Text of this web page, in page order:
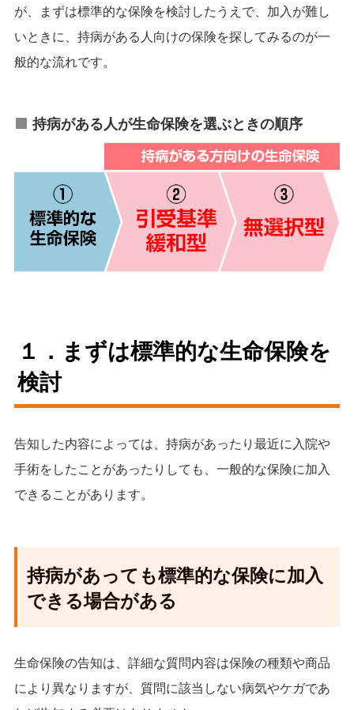
が、まずは標準的な保険を検討したうえで、加入が難し
いときに、持病がある人向けの保険を探してみるのが一
般的な流れです。
持病がある人が生命保険を選ぶときの順序
１．まずは標準的な生命保険を
検討
告知した内容によっては、持病があったり最近に入院や
手術をしたことがあったりしても、一般的な保険に加入
できることがあります。
持病があっても標準的な保険に加入
できる場合がある
生命保険の告知は、詳細な質問内容は保険の種類や商品
により異なりますが、質問に該当しない病気やケガであ